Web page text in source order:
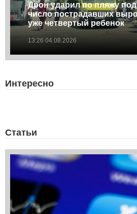
Дрон ударил по пляжу
число пострадавших
уже четвертый ребенок
13:26 04.08.2026
Интересно
Статьи